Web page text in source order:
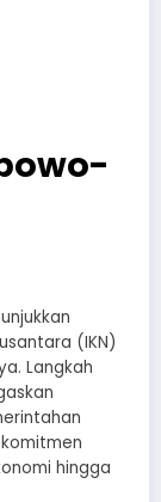
(IKN)
Langkah
hingga